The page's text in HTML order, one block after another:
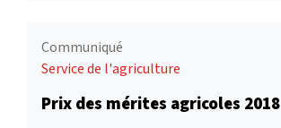
Communiqué
Service de l'agriculture
Prix des mérites agricoles 2018